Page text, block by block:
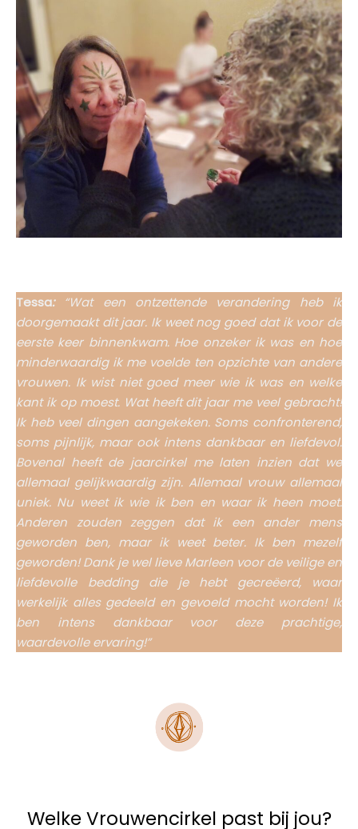
Tessa: “Wat een ontzettende verandering heb ik
doorgemaakt dit jaar. Ik weet nog goed dat ik voor de
eerste keer binnenkwam. Hoe onzeker ik was en hoe
minderwaardig ik me voelde ten opzichte van andere
vrouwen. Ik wist niet goed meer wie ik was en welke
kant ik op moest. Wat heeft dit jaar me veel gebracht!
Ik heb veel dingen aangekeken. Soms confronterend,
soms pijnlijk, maar ook intens dankbaar en liefdevol.
Bovenal heeft de jaarcirkel me laten inzien dat we
allemaal gelijkwaardig zijn. Allemaal vrouw allemaal
uniek. Nu weet ik wie ik ben en waar ik heen moet.
Anderen zouden zeggen dat ik een ander mens
geworden ben, maar ik weet beter. Ik ben mezelf
geworden! Dank je wel lieve Marleen voor de veilige en
liefdevolle bedding die je hebt gecreëerd, waar
werkelijk alles gedeeld en gevoeld mocht worden! Ik
ben intens dankbaar voor deze prachtige,
waardevolle ervaring!”
Welke Vrouwencirkel past bij jou?